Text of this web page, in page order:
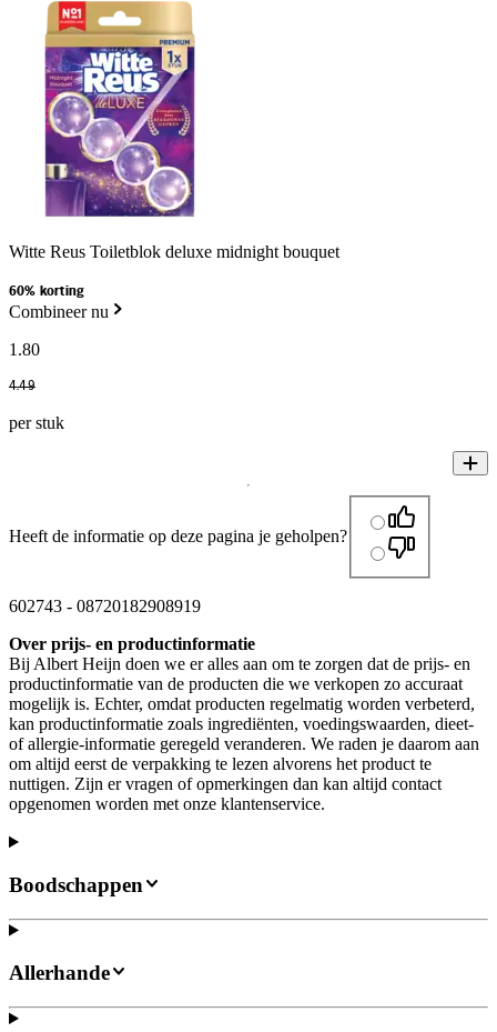
Witte Reus Toiletblok deluxe midnight bouquet
60% korting
Combineer nu
1 .80
4.49
per stuk
Heeft de informatie op deze pagina je geholpen?
602743 - 08720182908919
Over prijs- en productinformatie
Bij Albert Heijn doen we er alles aan om te zorgen dat de prijs- en
productinformatie van de producten die we verkopen zo accuraat
mogelijk is. Echter, omdat producten regelmatig worden verbeterd,
kan productinformatie zoals ingrediënten, voedingswaarden, dieet-
of allergie-informatie geregeld veranderen. We raden je daarom aan
om altijd eerst de verpakking te lezen alvorens het product te
nuttigen. Zijn er vragen of opmerkingen dan kan altijd contact
opgenomen worden met onze klantenservice.
Boodschappen
Allerhande